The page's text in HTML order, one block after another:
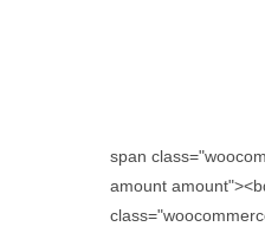
<span
amount